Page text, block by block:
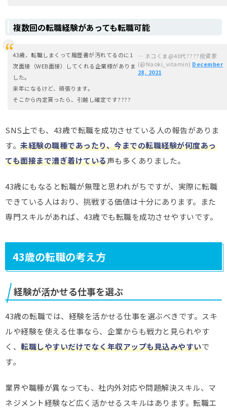
複数回の転職経験があっても転職可能
43歳、転職しまくって履歴書が汚れてるのに1
次面接（WEB面接）してくれる企業様がありま
した。
来年になるけど、頑張ります。
そこから内定貰ったら、引越し確定です????
— ネコくま@40代????投資家
(@Naoki_vitamin) December
28, 2021
SNS上でも、43歳で転職を成功させている人の報告がありま
す。 未経験の職種であったり、今までの転職経験が何度あっ
ても面接まで漕ぎ着けている声も多くありました。
43歳にもなると転職が無理と思われがちですが、実際に転職
できている人はおり、挑戦する価値は十分にあります。また
専門スキルがあれば、43歳でも転職を成功させやすいです。
43歳の転職の考え方
経験が活かせる仕事を選ぶ
43歳の転職では、経験を活かせる仕事を選ぶべきです。スキ
ルや経験を使える仕事なら、企業からも戦力と見られやす
く、 転職しやすいだけでなく年収アップも見込みやすいで
す。
業界や職種が異なっても、社内外対応や問題解決スキル、マ
ネジメント経験など広く活かせるスキルはあります。転職エ